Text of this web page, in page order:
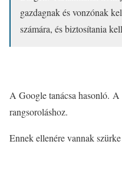
gazdagnak és vonzónak
számára, és biztosítania
A Google tanácsa hasonló.
rangsoroláshoz.
Ennek ellenére vannak